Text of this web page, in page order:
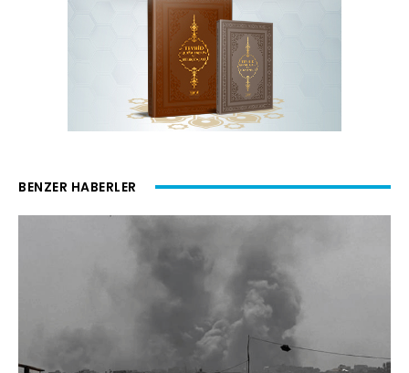
BENZER HABERLER